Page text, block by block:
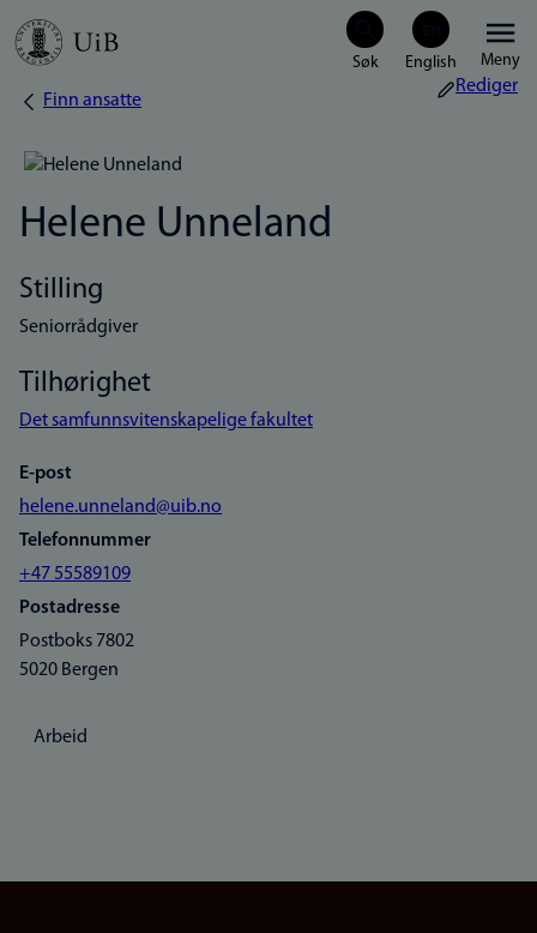
Hopp
Meny
Navigasjonssti
Finn ansatte
Rediger
Helene Unneland
Stilling
Seniorrådgiver
Tilhørighet
Det samfunnsvitenskapelige fakultet
E-post
helene.unneland@uib.no
Telefonnummer
+47 55589109
Postadresse
Postboks 7802
5020 Bergen
Arbeid